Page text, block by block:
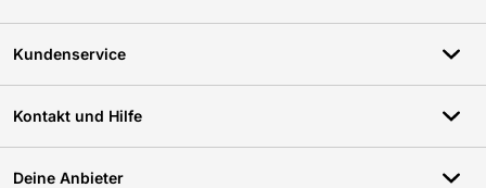
Kundenservice
Kontakt und Hilfe
Deine Anbieter